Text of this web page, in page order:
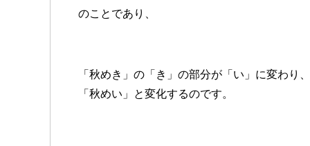
のことであり、
「秋めき」の「き」の部分が「い」に変わり、
「秋めい」と変化するのです。